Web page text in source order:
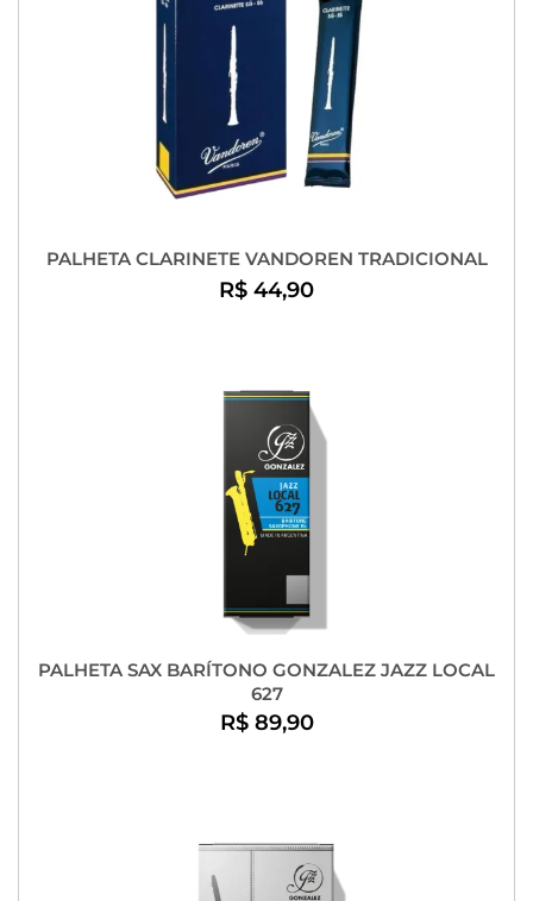
PALHETA CLARINETE VANDOREN TRADICIONAL
R$ 44,90
PALHETA SAX BARÍTONO GONZALEZ JAZZ LOCAL
627
R$ 89,90